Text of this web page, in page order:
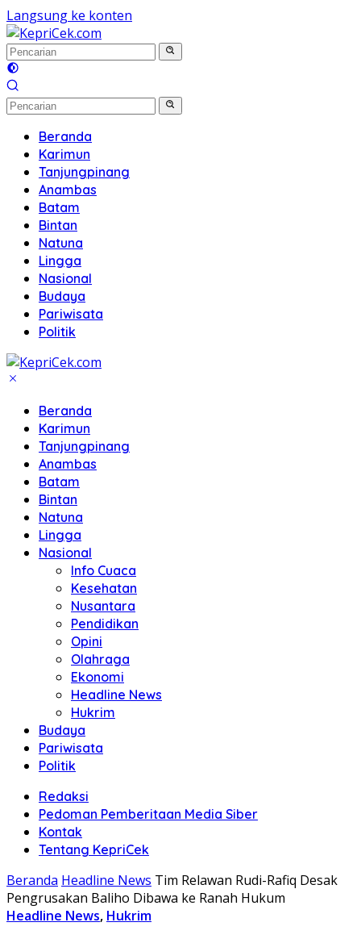
Langsung ke konten
Beranda
Karimun
Tanjungpinang
Anambas
Batam
Bintan
Natuna
Lingga
Nasional
Budaya
Pariwisata
Politik
Beranda
Karimun
Tanjungpinang
Anambas
Batam
Bintan
Natuna
Lingga
Nasional
Info Cuaca
Kesehatan
Nusantara
Pendidikan
Opini
Olahraga
Ekonomi
Headline News
Hukrim
Budaya
Pariwisata
Politik
Redaksi
Pedoman Pemberitaan Media Siber
Kontak
Tentang KepriCek
Beranda Headline News Tim Relawan Rudi-Rafiq Desak
Pengrusakan Baliho Dibawa ke Ranah Hukum
Headline News, Hukrim